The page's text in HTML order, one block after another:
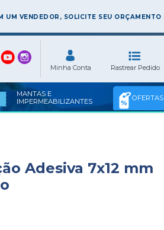
UM VENDEDOR, SOLICITE SEU ORÇAMENTO
MANTAS E
IMPERMEABILIZANTES
OFERTAS
Adesiva 7x12 mm